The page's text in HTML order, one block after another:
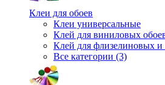
Клеи для обоев
Клеи универсальные
Клей для виниловых
Клей для флизелиновых и
Все категории (3)